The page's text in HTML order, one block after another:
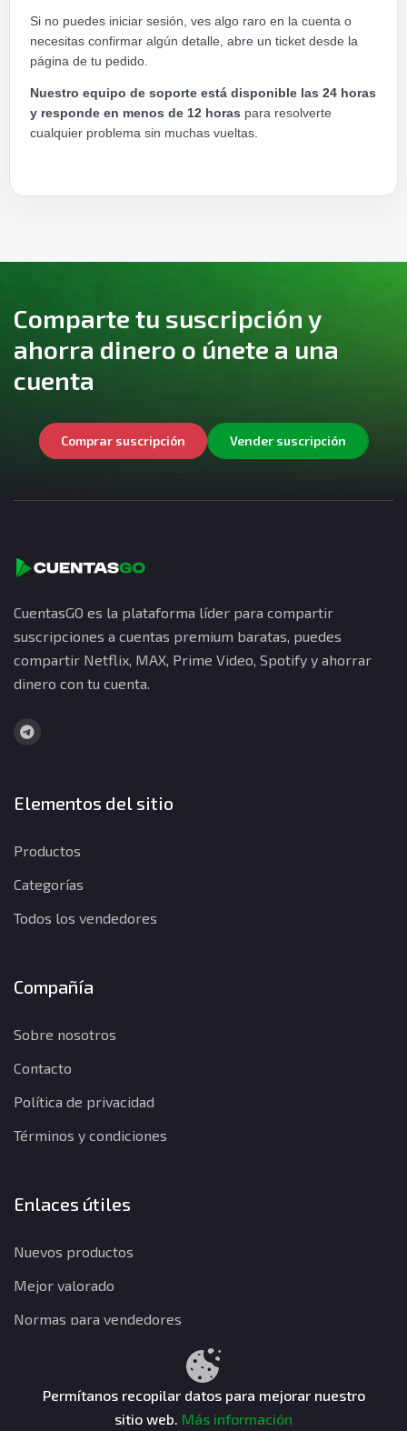
Si no puedes iniciar sesión, ves algo raro en la cuenta o
necesitas confirmar algún detalle, abre un ticket desde la
página de tu pedido.
Nuestro equipo de soporte está disponible las 24 horas
y responde en menos de 12 horas para resolverte
cualquier problema sin muchas vueltas.
Comparte tu suscripción y
ahorra dinero o únete a una
cuenta
Comprar suscripción Vender suscripción
CuentasGO es la plataforma líder para compartir
suscripciones a cuentas premium baratas, puedes
compartir Netflix, MAX, Prime Video, Spotify y ahorrar
dinero con tu cuenta.
Elementos del sitio
Productos
Categorías
Todos los vendedores
Compañía
Sobre nosotros
Contacto
Política de privacidad
Términos y condiciones
Enlaces útiles
Nuevos productos
Mejor valorado
Normas para vendedores
Política de privacidadTérminos y condicionesPolítica de reembolso
Permítanos recopilar datos para mejorar nuestro
sitio web. Más información